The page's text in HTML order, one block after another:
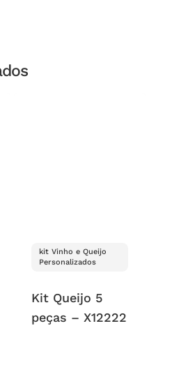
kit Vinho e Queijo
Personalizados
Kit Queijo 5
peças – X12222